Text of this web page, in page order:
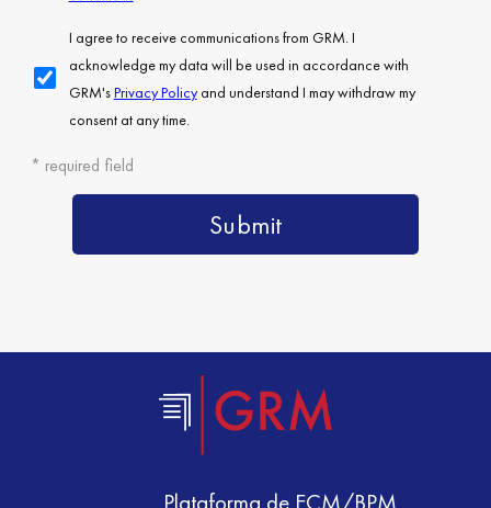
Plataforma de ECM/BPM